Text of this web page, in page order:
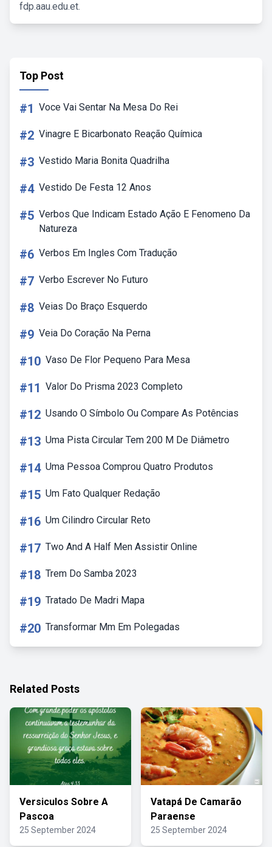
fdp.aau.edu.et.
Top Post
#1 Voce Vai Sentar Na Mesa Do Rei
#2 Vinagre E Bicarbonato Reação Química
#3 Vestido Maria Bonita Quadrilha
#4 Vestido De Festa 12 Anos
#5 Verbos Que Indicam Estado Ação E Fenomeno Da
Natureza
#6 Verbos Em Ingles Com Tradução
#7 Verbo Escrever No Futuro
#8 Veias Do Braço Esquerdo
#9 Veia Do Coração Na Perna
#10 Vaso De Flor Pequeno Para Mesa
#11 Valor Do Prisma 2023 Completo
#12 Usando O Símbolo Ou Compare As Potências
#13 Uma Pista Circular Tem 200 M De Diâmetro
#14 Uma Pessoa Comprou Quatro Produtos
#15 Um Fato Qualquer Redação
#16 Um Cilindro Circular Reto
#17 Two And A Half Men Assistir Online
#18 Trem Do Samba 2023
#19 Tratado De Madri Mapa
#20 Transformar Mm Em Polegadas
Related Posts
Versiculos Sobre A
Pascoa
25 September 2024
Vatapá De Camarão
Paraense
25 September 2024